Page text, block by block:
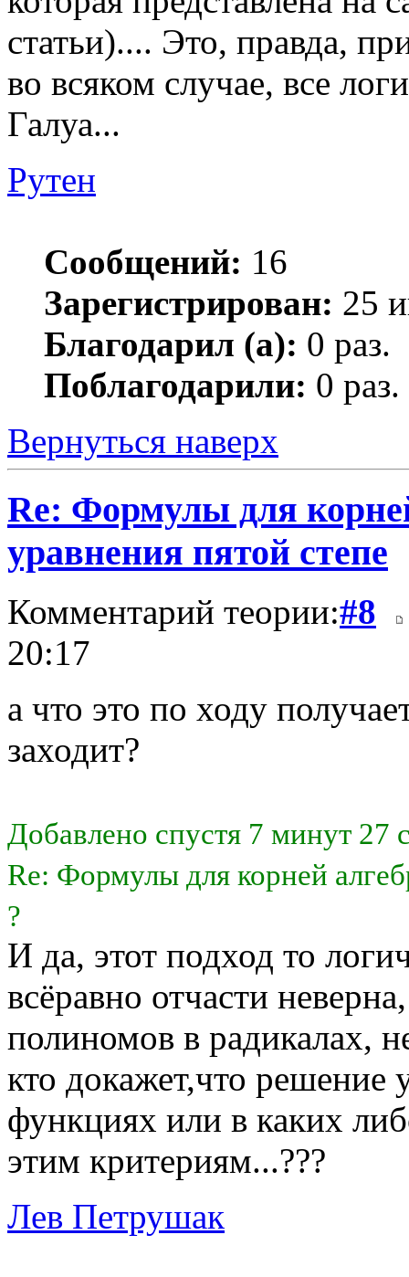
статьи).... Это, правда,
во всяком случае, все
Галуа...
Рутен
Сообщений: 16
Зарегистрирован: 25
Благодарил (а): 0 раз.
Поблагодарили: 0 раз.
Вернуться наверх
Re: Формулы для
уравнения пятой степе
Комментарий теории:#8
20:17
а что это по ходу
заходит?
Добавлено спустя 7 минут 27
Re: Формулы для корней
?
И да, этот подход то
всёравно отчасти
полиномов в радикалах,
кто докажет,что решение
функциях или в каких
этим критериям...???
Лев Петрушак